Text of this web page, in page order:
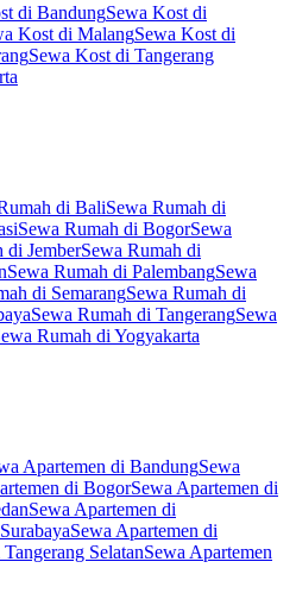
di BandungSewa Kost di
Kost di MalangSewa Kost di
Sewa Kost di Tangerang
di BaliSewa Rumah di
Sewa Rumah di BogorSewa
di JemberSewa Rumah di
Sewa Rumah di PalembangSewa
di SemarangSewa Rumah di
Sewa Rumah di TangerangSewa
Rumah di Yogyakarta
Apartemen di BandungSewa
di BogorSewa Apartemen di
Sewa Apartemen di
Sewa Apartemen di
SelatanSewa Apartemen